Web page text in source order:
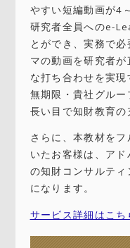
やすい短編動画が4
研究者全員へのe-
とができ、実務で
マの動画を研究者
な打ち合わせを実現
無期限・貴社グルー
長い目で知財教育の
さらに、本教材を
いたお客様は、ア
の知財コンサルテ
になります。
サービス詳細はこち